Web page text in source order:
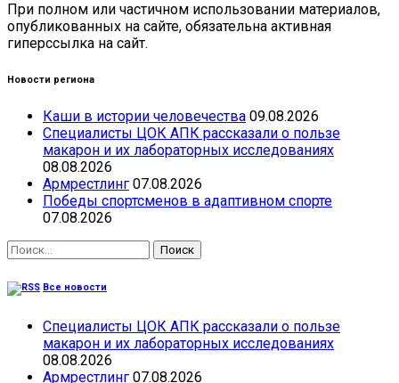
При полном или частичном использовании материалов,
опубликованных на сайте, обязательна активная
гиперссылка на сайт.
Новости региона
Каши в истории человечества 09.08.2026
Специалисты ЦОК АПК рассказали о пользе
макарон и их лабораторных исследованиях
08.08.2026
Армрестлинг 07.08.2026
Победы спортсменов в адаптивном спорте
07.08.2026
Найти:
Все новости
Специалисты ЦОК АПК рассказали о пользе
макарон и их лабораторных исследованиях
08.08.2026
Армрестлинг 07.08.2026